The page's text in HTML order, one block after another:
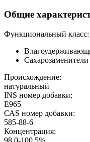
Общие
Функциональный класс:
Сахарозаменители
Происхождение:
натуральный
INS номер добавки:
E965
САS номер добавки:
585-88-6
Концентрация: